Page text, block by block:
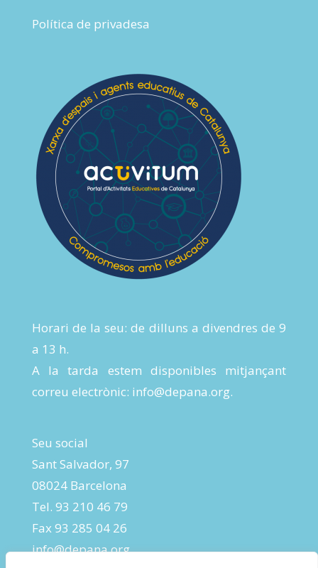
Política de privadesa
Horari de la seu: de dilluns a divendres de 9
a 13 h.
A la tarda estem disponibles mitjançant
correu electrònic: info@depana.org.
Seu social
Sant Salvador, 97
08024 Barcelona
Tel. 93 210 46 79
Fax 93 285 04 26
info@depana.org